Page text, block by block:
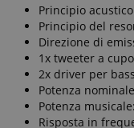
Principio
Principio del
Direzione di
1x tweeter a
2x driver per
Potenza
Potenza
Risposta in